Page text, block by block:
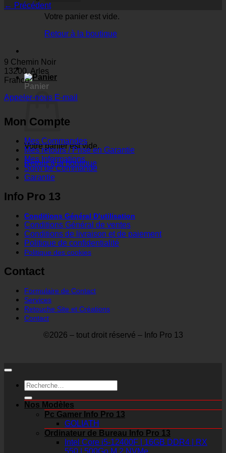
Votre panier est vide.
Retour à la boutique
Panier
Votre panier est vide.
Retour à la boutique
← Précédent
9 Chemin Noir
13200, Arles
France
Appeler-nous E-mail
Mon Compte
Mes Commandes
Mes retours / Prise en Garantie
Mes Informations
Suivi de Commande
Garantie
Info Pro 13
Conditions Général D’utilisation
Conditions Général de ventes
Conditions de livraison et de paiement
Politique de confidentialité
Politique des cookies
Contact
Formulaire de Contact
Services
Retouche Site et Créations
Contact
©2026 – tout droit réservé – Info Pro 13
Recherche
pour :
Nos Modèles
Pc Gamer Info Pro 13
GOLIATH
Ordinateur de Bureau Info Pro 13
Intel Core i5-12400F | 16GB DDR4 | RX
550 | 500Go M.2 NVMe